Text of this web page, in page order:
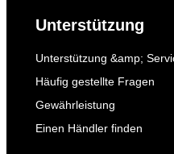
Unterstützung
Unterstützung &amp;
Häufig gestellte Fragen
Gewährleistung
Einen Händler finden